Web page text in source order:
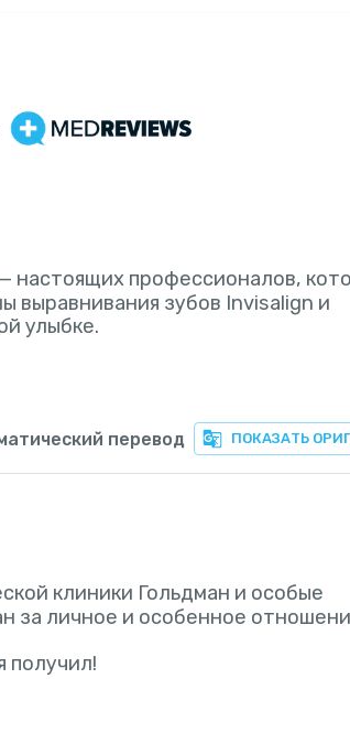
настоящих профессионалов,
выравнивания зубов Invisalign и
улыбке.
ПОКАЗАТЬ
перевод
клиники Гольдман и особые
за личное и особенное
получил!